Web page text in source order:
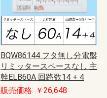
BQW86144 フタ無し分電盤
リミッタースペースなし 主
幹ELB60A 回路数14 + 4
販売価格: ￥26,648